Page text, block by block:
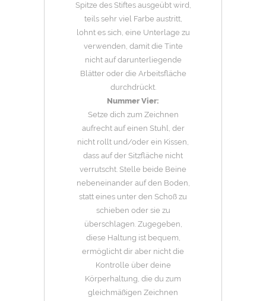
Spitze des Stiftes ausgeübt wird,
teils sehr viel Farbe austritt,
lohnt es sich, eine Unterlage zu
verwenden, damit die Tinte
nicht auf darunterliegende
Blätter oder die Arbeitsfläche
durchdrückt.
Nummer Vier:
Setze dich zum Zeichnen
aufrecht auf einen Stuhl, der
nicht rollt und/oder ein Kissen,
dass auf der Sitzfläche nicht
verrutscht. Stelle beide Beine
nebeneinander auf den Boden,
statt eines unter den Schoß zu
schieben oder sie zu
überschlagen. Zugegeben,
diese Haltung ist bequem,
ermöglicht dir aber nicht die
Kontrolle über deine
Körperhaltung, die du zum
gleichmäßigen Zeichnen